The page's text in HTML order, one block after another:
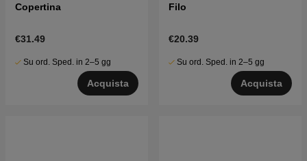
Copertina
€31.49
Su ord. Sped. in 2–5 gg
Acquista
Filo
€20.39
Su ord. Sped. in 2–5 gg
Acquista